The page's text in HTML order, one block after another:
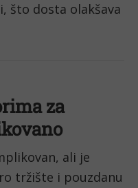
što dosta olakšava
za
ali je
tržište i pouzdanu